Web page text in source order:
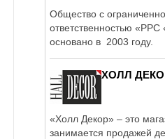
Общество с
ответственностью «РРС
основано в 2003 году.
ХОЛЛ
«Холл Декор» – это
занимается продажей